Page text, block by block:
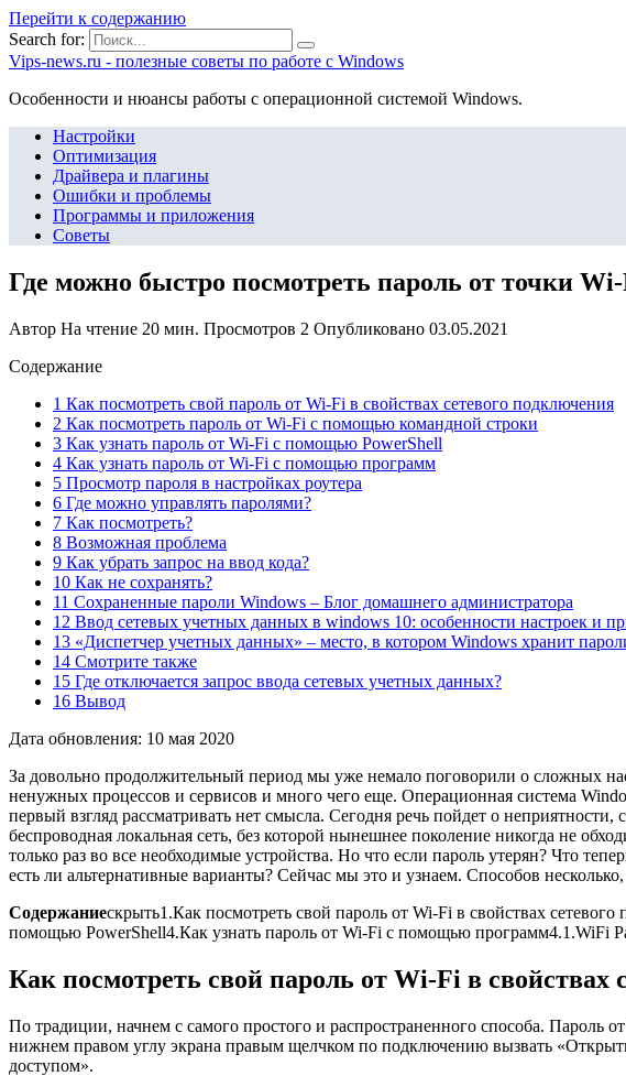
Перейти к содержанию
Search for:
Vips-news.ru - полезные советы по работе с Windows
Особенности и нюансы работы с операционной системой Windows.
Настройки
Оптимизация
Драйвера и плагины
Ошибки и проблемы
Программы и приложения
Советы
Где можно быстро посмотреть пароль от точки
Автор На чтение 20 мин. Просмотров 2 Опубликовано 03.05.2021
Содержание
1 Как посмотреть свой пароль от Wi-Fi в свойствах сетевого подключения
2 Как посмотреть пароль от Wi-Fi с помощью командной строки
3 Как узнать пароль от Wi-Fi c помощью PowerShell
4 Как узнать пароль от Wi-Fi с помощью программ
5 Просмотр пароля в настройках роутера
6 Где можно управлять паролями?
7 Как посмотреть?
8 Возможная проблема
9 Как убрать запрос на ввод кода?
10 Как не сохранять?
11 Сохраненные пароли Windows – Блог домашнего администратора
12 Ввод сетевых учетных данных в windows 10: особенности настроек и
13 «Диспетчер учетных данных» – место, в котором Windows хранит
14 Смотрите также
15 Где отключается запрос ввода сетевых учетных данных?
16 Вывод
Дата обновления: 10 мая 2020
За довольно продолжительный период мы уже немало поговорили о сложных
ненужных процессов и сервисов и много чего еще. Операционная система
первый взгляд рассматривать нет смысла. Сегодня речь пойдет о
беспроводная локальная сеть, без которой нынешнее поколение никогда не
только раз во все необходимые устройства. Но что если пароль утерян? Что
есть ли альтернативные варианты? Сейчас мы это и узнаем. Способов
Содержаниескрыть1.Как посмотреть свой пароль от Wi-Fi в свойствах сетевого
помощью PowerShell4.Как узнать пароль от Wi-Fi с помощью программ4.1.WiFi
Как посмотреть свой пароль от Wi-Fi в свойствах
По традиции, начнем с самого простого и распространенного способа. Пароль
нижнем правом углу экрана правым щелчком по подключению вызвать
доступом».